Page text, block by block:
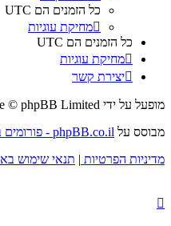
כל הזמנים הם UTC
מחיקת עוגיות
כל הזמנים הם UTC
מחיקת עוגיות
יצירת קשר
מופעל על ידי © phpBB Limited
מבוסס על phpBB.co.il - פורומים בעברית
מדיניות הפרטיות | תנאי שימוש